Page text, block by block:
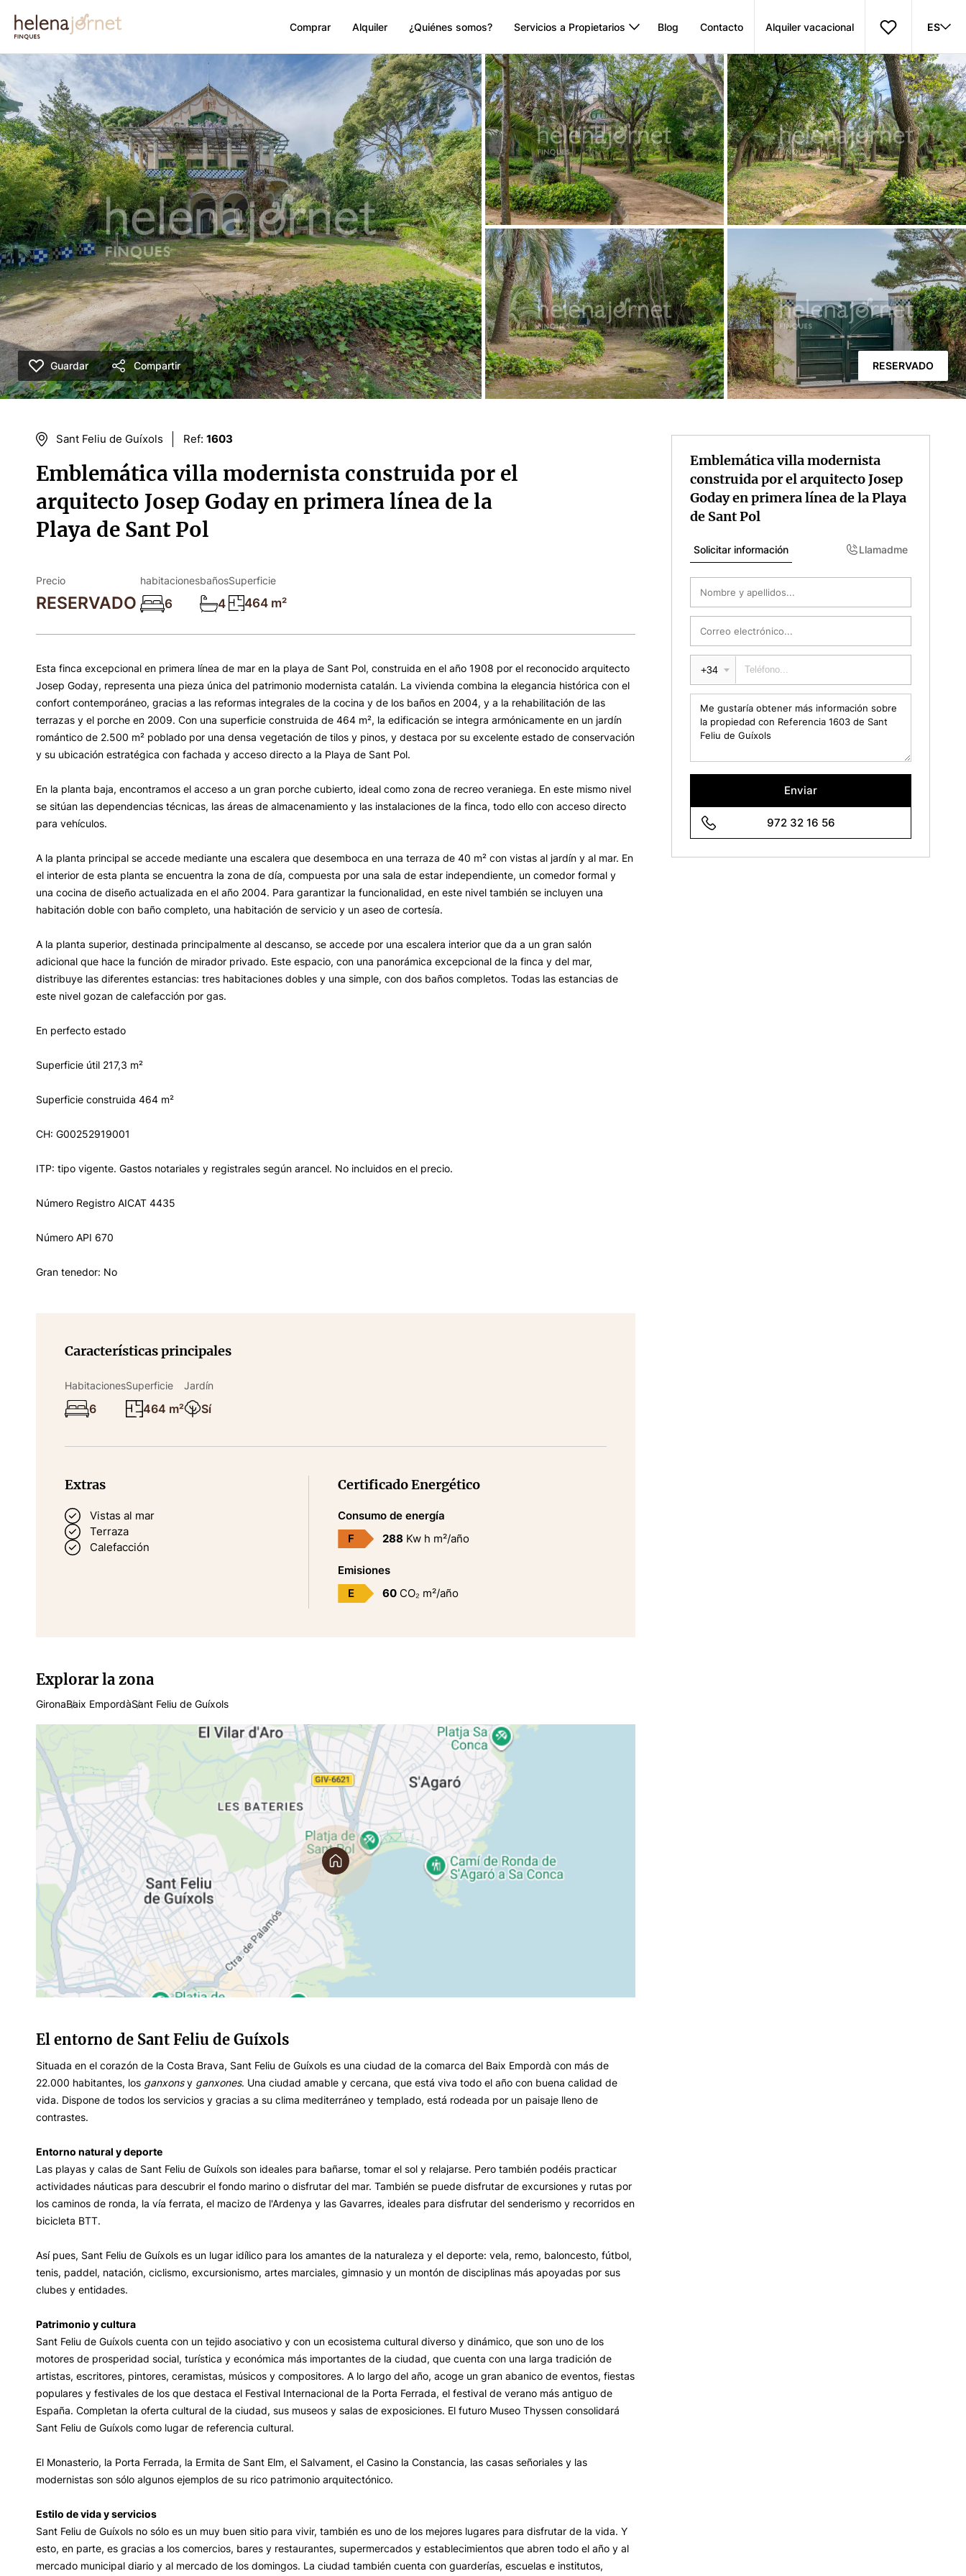
Comprar Alquiler ¿Quiénes somos? Servicios a Propietarios Blog Contacto Alquiler vacacional ES
Guardar Compartir RESERVADO
Sant Feliu de Guíxols Ref: 1603
Emblemática villa modernista construida por el
arquitecto Josep Goday en primera línea de la
Playa de Sant Pol
Precio
RESERVADO
habitaciones
6
baños
4
Superficie
464 m²
Esta finca excepcional en primera línea de mar en la playa de Sant Pol, construida en el año 1908 por el reconocido arquitecto
Josep Goday, representa una pieza única del patrimonio modernista catalán. La vivienda combina la elegancia histórica con el
confort contemporáneo, gracias a las reformas integrales de la cocina y de los baños en 2004, y a la rehabilitación de las
terrazas y el porche en 2009. Con una superficie construida de 464 m², la edificación se integra armónicamente en un jardín
romántico de 2.500 m² poblado por una densa vegetación de tilos y pinos, y destaca por su excelente estado de conservación
y su ubicación estratégica con fachada y acceso directo a la Playa de Sant Pol.
En la planta baja, encontramos el acceso a un gran porche cubierto, ideal como zona de recreo veraniega. En este mismo nivel
se sitúan las dependencias técnicas, las áreas de almacenamiento y las instalaciones de la finca, todo ello con acceso directo
para vehículos.
A la planta principal se accede mediante una escalera que desemboca en una terraza de 40 m² con vistas al jardín y al mar. En
el interior de esta planta se encuentra la zona de día, compuesta por una sala de estar independiente, un comedor formal y
una cocina de diseño actualizada en el año 2004. Para garantizar la funcionalidad, en este nivel también se incluyen una
habitación doble con baño completo, una habitación de servicio y un aseo de cortesía.
A la planta superior, destinada principalmente al descanso, se accede por una escalera interior que da a un gran salón
adicional que hace la función de mirador privado. Este espacio, con una panorámica excepcional de la finca y del mar,
distribuye las diferentes estancias: tres habitaciones dobles y una simple, con dos baños completos. Todas las estancias de
este nivel gozan de calefacción por gas.
En perfecto estado
Superficie útil 217,3 m²
Superficie construida 464 m²
CH: G00252919001
ITP: tipo vigente. Gastos notariales y registrales según arancel. No incluidos en el precio.
Número Registro AICAT 4435
Número API 670
Gran tenedor: No
Características principales
Habitaciones
6
Superficie
464 m²
Jardín
Sí
Extras
Vistas al mar
Terraza
Calefacción
Certificado Energético
Consumo de energía
F
288 Kw h m²/año
Emisiones
E
60 CO₂ m²/año
Explorar la zona
GironaBaix EmpordàSant Feliu de Guíxols
El entorno de Sant Feliu de Guíxols
Situada en el corazón de la Costa Brava, Sant Feliu de Guíxols es una ciudad de la comarca del Baix Empordà con más de
22.000 habitantes, los ganxonsy ganxones. Una ciudad amable y cercana, que está viva todo el año con buena calidad de
vida. Dispone de todos los servicios y gracias a su clima mediterráneo y templado, está rodeada por un paisaje lleno de
contrastes.
Entorno natural y deporte
Las playas y calas de Sant Feliu de Guíxols son ideales para bañarse, tomar el sol y relajarse. Pero también podéis practicar
actividades náuticas para descubrir el fondo marino o disfrutar del mar. También se puede disfrutar de excursiones y rutas por
los caminos de ronda, la vía ferrata, el macizo de l'Ardenya y las Gavarres, ideales para disfrutar del senderismo y recorridos en
bicicleta BTT.
Así pues, Sant Feliu de Guíxols es un lugar idílico para los amantes de la naturaleza y el deporte: vela, remo, baloncesto, fútbol,
tenis, paddel, natación, ciclismo, excursionismo, artes marciales, gimnasio y un montón de disciplinas más apoyadas por sus
clubes y entidades.
Patrimonio y cultura
Sant Feliu de Guíxols cuenta con un tejido asociativo y con un ecosistema cultural diverso y dinámico, que son uno de los
motores de prosperidad social, turística y económica más importantes de la ciudad, que cuenta con una larga tradición de
artistas, escritores, pintores, ceramistas, músicos y compositores. A lo largo del año, acoge un gran abanico de eventos, fiestas
populares y festivales de los que destaca el Festival Internacional de la Porta Ferrada, el festival de verano más antiguo de
España. Completan la oferta cultural de la ciudad, sus museos y salas de exposiciones. El futuro Museo Thyssen consolidará
Sant Feliu de Guíxols como lugar de referencia cultural.
El Monasterio, la Porta Ferrada, la Ermita de Sant Elm, el Salvament, el Casino la Constancia, las casas señoriales y las
modernistas son sólo algunos ejemplos de su rico patrimonio arquitectónico.
Estilo de vida y servicios
Sant Feliu de Guíxols no sólo es un muy buen sitio para vivir, también es uno de los mejores lugares para disfrutar de la vida. Y
esto, en parte, es gracias a los comercios, bares y restaurantes, supermercados y establecimientos que abren todo el año y al
mercado municipal diario y al mercado de los domingos. La ciudad también cuenta con guarderías, escuelas e institutos,
Emblemática villa modernista
construida por el arquitecto Josep
Goday en primera línea de la Playa
de Sant Pol
Solicitar información Llamadme
+34
Enviar
972 32 16 56